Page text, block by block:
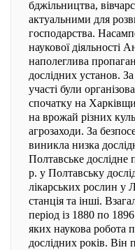
бджільництва,
актуальними для
господарства.
наукової діяльності
наполеглива
дослідних установ.
участі були
спочатку на
на врожай різних
агрозаходи. За
виникла низка
Полтавське дослідне
р. у Полтавську
лікарських рослин у
станція та інші.
період із 1880 по
яких наукова робота
дослідних років. Він